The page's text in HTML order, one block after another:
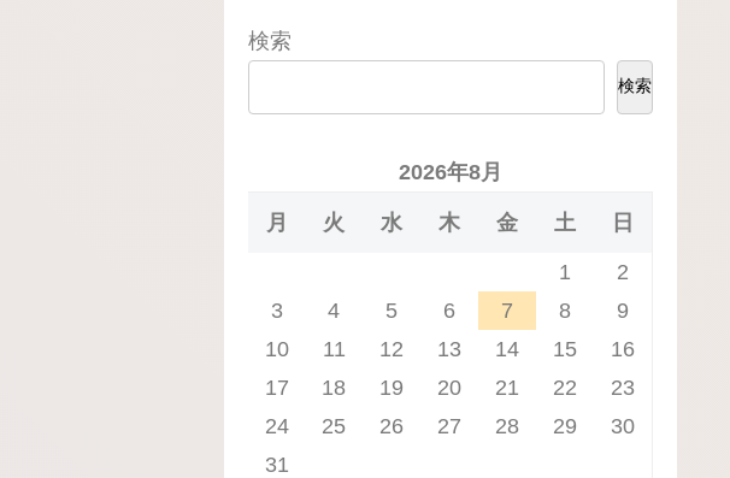
検索
検索
2026年8月
月 火 水 木 金 土 日
1
2
3
4 5 6 7 8
9
10
11 12 13 14 15
16
17
18 19 20 21 22
23
24
25 26 27 28 29
30
31